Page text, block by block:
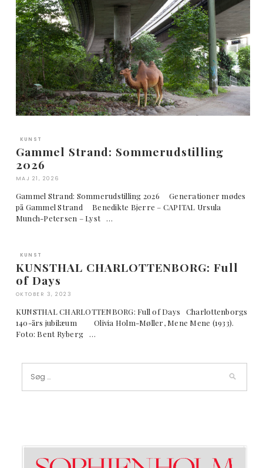
KUNST
Gammel Strand: Sommerudstilling
2026
MAJ 21, 2026
Gammel Strand: Sommerudstilling 2026 Generationer mødes
på Gammel Strand Benedikte Bjerre – CAPITAL Ursula
Munch-Petersen – Lyst …
KUNST
KUNSTHAL CHARLOTTENBORG: Full
of Days
OKTOBER 3, 2023
KUNSTHAL CHARLOTTENBORG: Full of Days Charlottenborgs
140-års jubilæum Olivia Holm-Møller, Mene Mene (1933).
Foto: Bent Ryberg …